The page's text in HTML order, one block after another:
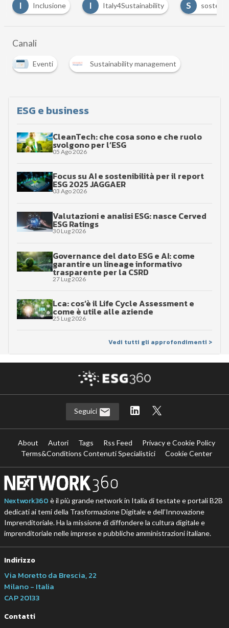
Inclusione Italy4Sustainability sostenibilità
Canali
Eventi Sustainability management
ESG e business
CleanTech: che cosa sono e che ruolo
svolgono per l’ESG
05 Ago 2026
Focus su AI e sostenibilità per il report
ESG 2025 JAGGAER
03 Ago 2026
Valutazioni e analisi ESG: nasce Cerved
ESG Ratings
30 Lug 2026
Governance del dato ESG e AI: come
garantire un lineage informativo
trasparente per la CSRD
27 Lug 2026
Lca: cos’è il Life Cycle Assessment e
come è utile alle aziende
25 Lug 2026
Vedi tutti gli approfondimenti >
Seguici
About Autori Tags Rss Feed
Privacy e Cookie Policy
Terms&Conditions Contenuti Specialistici
Cookie Center
Nextwork360 è il più grande network in Italia di testate e portali B2B
dedicati ai temi della Trasformazione Digitale e dell’Innovazione
Imprenditoriale. Ha la missione di diffondere la cultura digitale e
imprenditoriale nelle imprese e pubbliche amministrazioni italiane.
Indirizzo
Via Moretto da Brescia, 22
Milano - Italia
CAP 20133
Contatti